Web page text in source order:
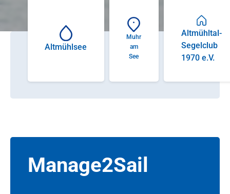
Altmühlsee
Muhr
am
See
Altmühltal-
Segelclub
1970 e.V.
Manage2Sail